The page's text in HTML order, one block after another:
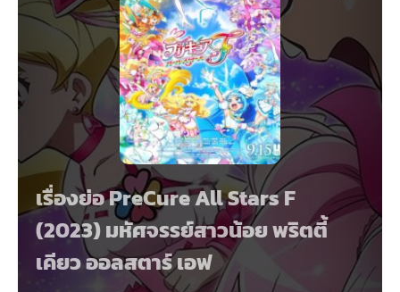
เรื่องย่อ PreCure All Stars F
(2023) มหัศจรรย์สาวน้อย พริตตี้
เคียว ออลสตาร์ เอฟ